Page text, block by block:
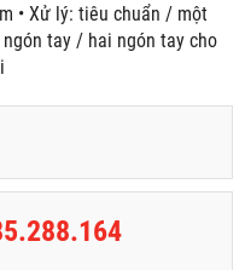
• Xử lý: tiêu chuẩn / một
tay / hai ngón tay cho